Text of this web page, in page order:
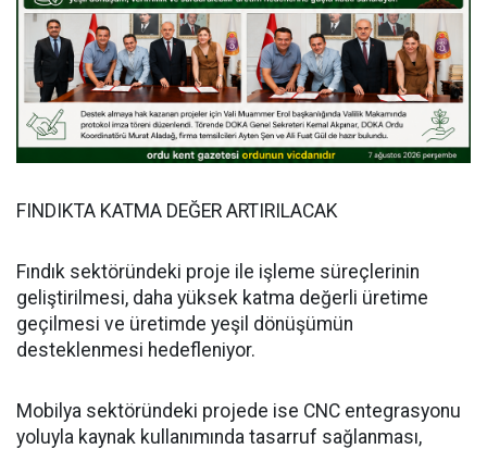
FINDIKTA KATMA DEĞER ARTIRILACAK
Fındık sektöründeki proje ile işleme süreçlerinin
geliştirilmesi, daha yüksek katma değerli üretime
geçilmesi ve üretimde yeşil dönüşümün
desteklenmesi hedefleniyor.
Mobilya sektöründeki projede ise CNC entegrasyonu
yoluyla kaynak kullanımında tasarruf sağlanması,